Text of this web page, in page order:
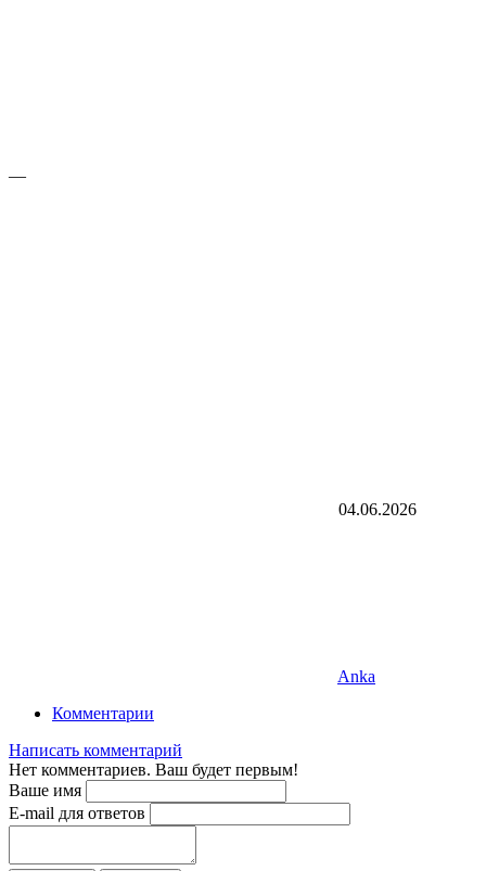
—
04.06.2026
Anka
Комментарии
Написать комментарий
Нет комментариев. Ваш будет первым!
Ваше имя
E-mail для ответов